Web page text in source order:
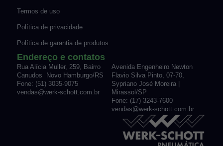
Termos de uso
Política de privacidade
Política de garantia de produtos
Endereço e contatos
Rua Alícia Muller, 259, Bairro
Canudos Novo Hamburgo/RS
Fone: (51) 3035-9075
vendas@werk-schott.com.br
Avenida Engenheiro Newton
Flavio Silva Pinto, 07-70,
Sypriano José Moreira |
Mirassol/SP
Fone: (17) 3243-7600
vendas@werk-schott.com.br